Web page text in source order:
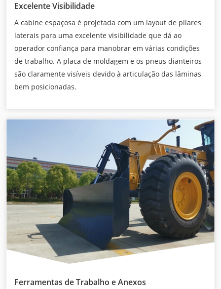
Excelente Visibilidade
A cabine espaçosa é projetada com um layout de pilares
laterais para uma excelente visibilidade que dá ao
operador confiança para manobrar em várias condições
de trabalho. A placa de moldagem e os pneus dianteiros
são claramente visíveis devido à articulação das lâminas
bem posicionadas.
Ferramentas de Trabalho e Anexos